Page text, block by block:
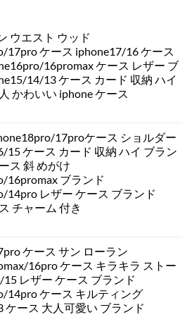
ウエスト ウッド
17pro ケース iphone17/16 ケース
16promax ケース レザー ブ
14/13 ケース カード 収納 ハイ
かわいい iphone ケース
17proケース ショルダー
15 ケース カード 収納 ハイ ブラン
ス 斜 めがけ
16promax ブランド
14pro レザー ケース ブランド
チャーム 付き
ケース サン ローラン
16pro ケース キラキラ ストー
15 レザー ケース ブランド
14pro ケース キルティング
ケース 大人可愛い ブランド